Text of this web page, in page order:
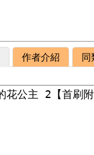
作者介紹 同